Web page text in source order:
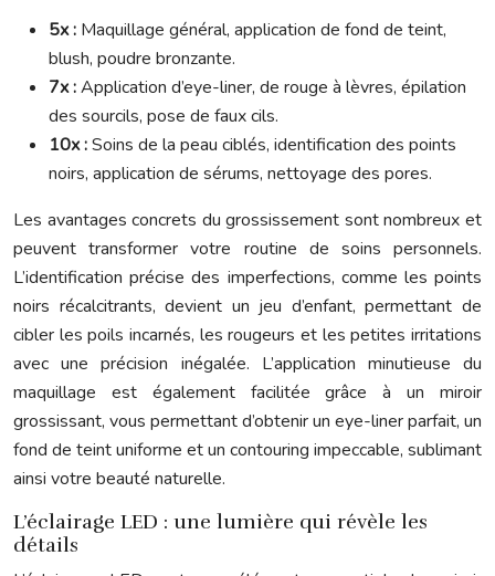
5x : Maquillage général, application de fond de teint,
blush, poudre bronzante.
7x :Application d’eye-liner, de rouge à lèvres, épilation
des sourcils, pose de faux cils.
10x :Soins de la peau ciblés, identification des points
noirs, application de sérums, nettoyage des pores.
Les avantages concrets du grossissement sont nombreux et
peuvent transformer votre routine de soins personnels.
L’identification précise des imperfections, comme les points
noirs récalcitrants, devient un jeu d’enfant, permettant de
cibler les poils incarnés, les rougeurs et les petites irritations
avec une précision inégalée. L’application minutieuse du
maquillage est également facilitée grâce à un miroir
grossissant, vous permettant d’obtenir un eye-liner parfait, un
fond de teint uniforme et un contouring impeccable, sublimant
ainsi votre beauté naturelle.
L’éclairage LED : une lumière qui révèle les
détails